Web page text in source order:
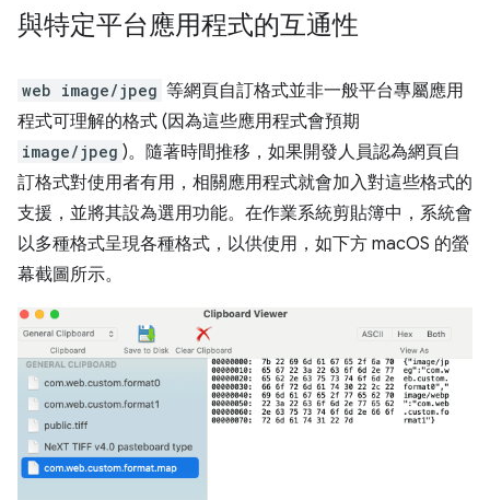
與特定平台應用程式的互通性
web image/jpeg 等網頁自訂格式並非一般平台專屬應用
程式可理解的格式 (因為這些應用程式會預期
image/jpeg )。隨著時間推移，如果開發人員認為網頁自
訂格式對使用者有用，相關應用程式就會加入對這些格式的
支援，並將其設為選用功能。在作業系統剪貼簿中，系統會
以多種格式呈現各種格式，以供使用，如下方 macOS 的螢
幕截圖所示。